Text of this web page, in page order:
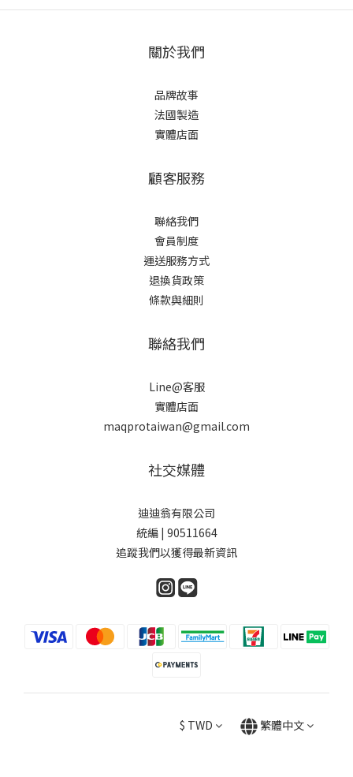
關於我們
品牌故事
法國製造
實體店面
顧客服務
聯絡我們
會員制度
運送服務方式
退換貨政策
條款與細則
聯絡我們
Line@客服
實體店面
maqprotaiwan@gmail.com
社交媒體
迪迪翁有限公司
統編 | 90511664
追蹤我們以獲得最新資訊
$ TWD 繁體中文